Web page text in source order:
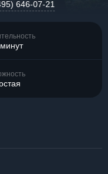
646-07-21